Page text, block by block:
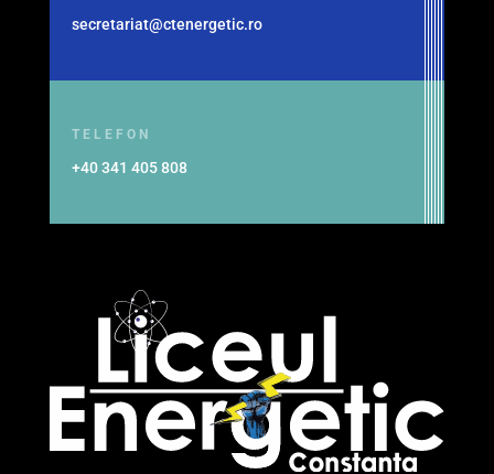
secretariat@ctenergetic.ro
TELEFON
+40 341 405 808